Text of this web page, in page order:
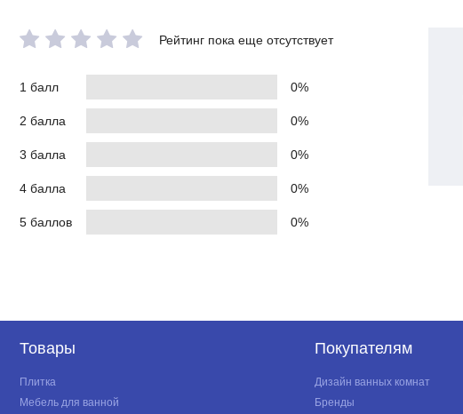
Рейтинг пока еще отсутствует
1 балл 0%
2 балла 0%
3 балла 0%
4 балла 0%
5 баллов 0%
Товары
Плитка
Мебель для ванной
Покупателям
Дизайн ванных комнат
Бренды